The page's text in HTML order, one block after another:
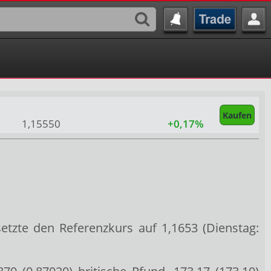
Kaufen
1,15550 +0,17%
den Referenzkurs auf 1,1653 (Dienstag: